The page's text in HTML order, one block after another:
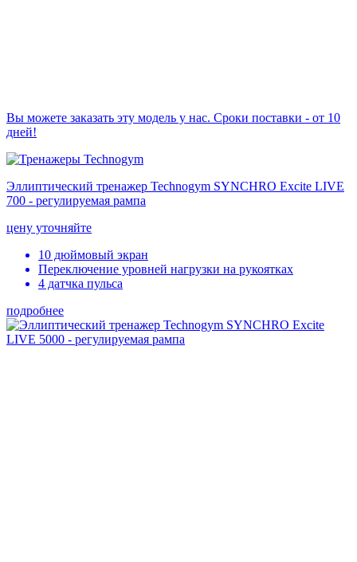
Вы можете заказать эту модель у нас. Сроки поставки - от 10
дней!
Эллиптический тренажер Technogym SYNCHRO Excite LIVE
700 - регулируемая рампа
цену уточняйте
10 дюймовый экран
Переключение уровней нагрузки на рукоятках
4 датчка пульса
подробнее